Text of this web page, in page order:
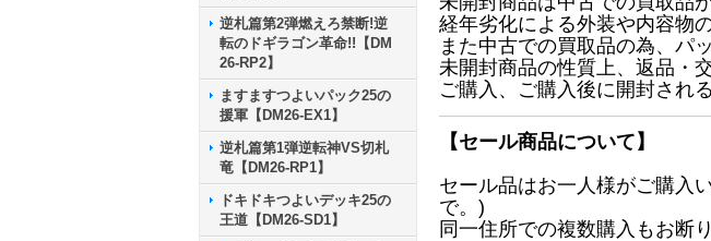
逆札篇第2弾燃えろ禁断!逆
転のドギラゴン革命!!【DM
26-RP2】
ますますつよいパック25の
援軍【DM26-EX1】
逆札篇第1弾逆転神VS切札
竜【DM26-RP1】
ドキドキつよいデッキ25の
王道【DM26-SD1】
経年劣化による外装や内容物
また中古での買取品の為、パ
未開封商品の性質上、返品・
ご購入、ご購入後に開封され
【セール商品について】
セール品はお一人様がご購入
で。)
同一住所での複数購入もお断